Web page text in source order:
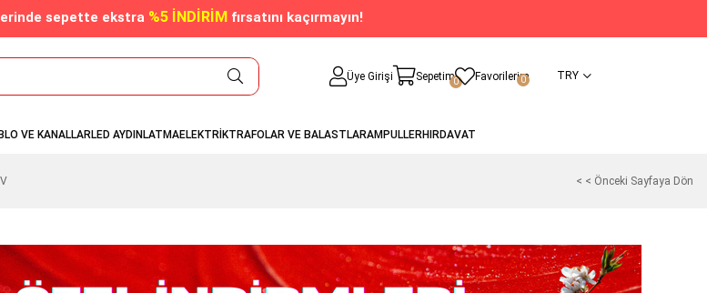
sepette ekstra %5 İNDİRİM fırsatını kaçırmayın!
Üye Girişi Sepetim0 Favorilerim
0 TRY
VE KANALLARLED AYDINLATMAELEKTRİKTRAFOLAR VE BALASTLARAMPULLERHIRDAVAT
< < Önceki Sayfaya Dön